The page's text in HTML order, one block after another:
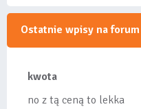
Ostatnie wpisy na forum
kwota
no z tą ceną to lekka